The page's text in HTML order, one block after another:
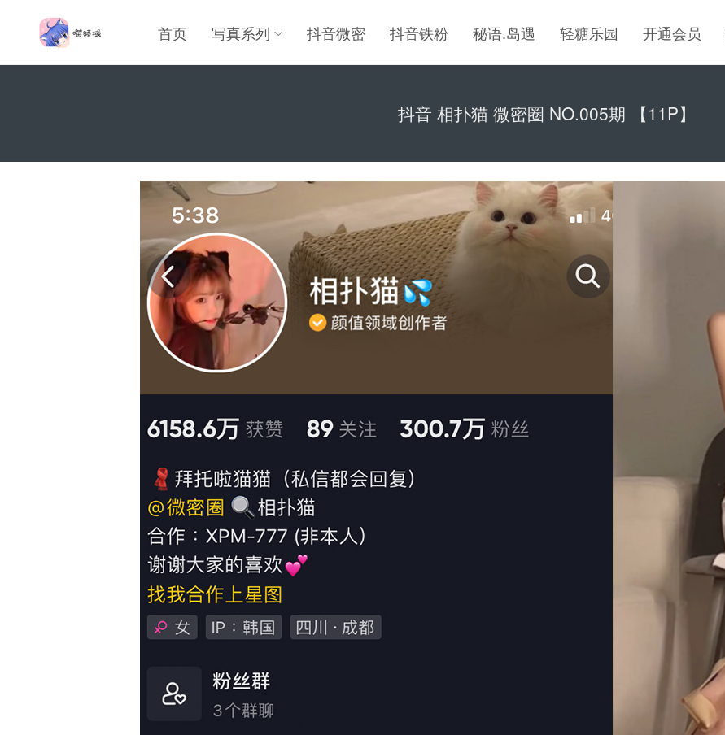
首页 写真系列 抖音微密 抖音铁粉 秘语.岛遇 轻糖乐园 开通会员
抖音 相扑猫 微密圈 NO.005期 【11P】